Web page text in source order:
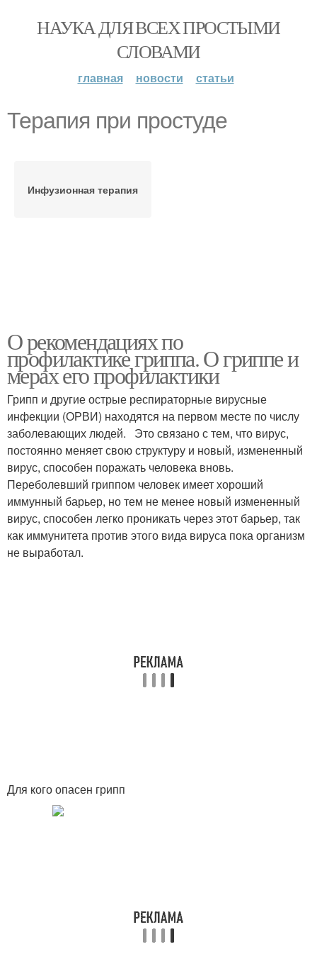
НАУКА ДЛЯ ВСЕХ ПРОСТЫМИ
СЛОВАМИ
главная новости статьи
Терапия при простуде
Инфузионная терапия
О рекомендациях по
профилактике гриппа. О гриппе и
мерах его профилактики
Грипп и другие острые респираторные вирусные
инфекции (ОРВИ) находятся на первом месте по числу
заболевающих людей. Это связано с тем, что вирус,
постоянно меняет свою структуру и новый, измененный
вирус, способен поражать человека вновь.
Переболевший гриппом человек имеет хороший
иммунный барьер, но тем не менее новый измененный
вирус, способен легко проникать через этот барьер, так
как иммунитета против этого вида вируса пока организм
не выработал.
Для кого опасен грипп